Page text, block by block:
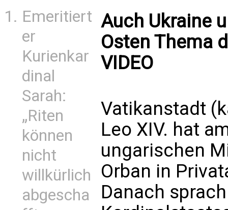
Emeritiert
er
Kurienkar
dinal
Sarah:
„Riten
können
nicht
willkürlich
abgescha
Auch Ukraine
Osten Thema
VIDEO
Vatikanstadt
Leo XIV. hat
ungarischen
Orban in
Danach